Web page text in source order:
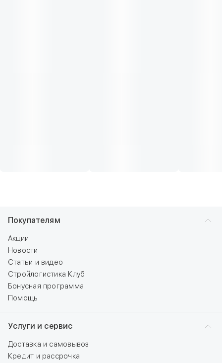
Покупателям
Акции
Новости
Статьи и видео
Стройлогистика Клуб
Бонусная программа
Помощь
Услуги и сервис
Доставка и самовывоз
Кредит и рассрочка